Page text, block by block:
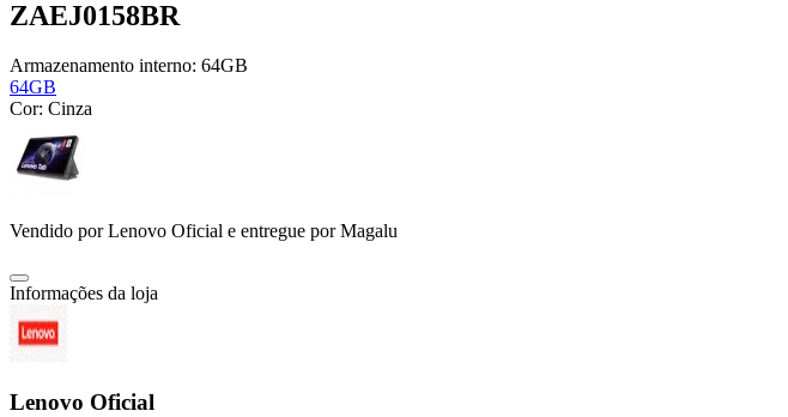
ZAEJ0158BR
Armazenamento interno: 64GB
64GB
Cor: Cinza
Vendido porLenovo Oficial e entregue por Magalu
Informações da loja
Lenovo Oficial